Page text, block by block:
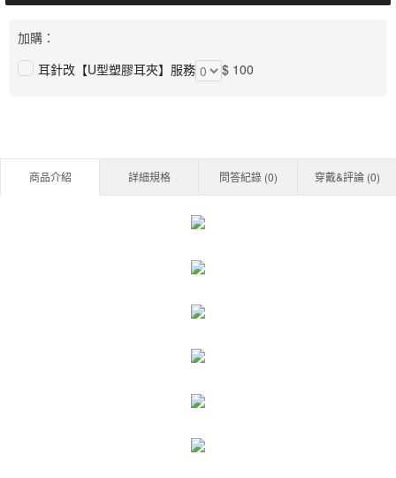
加購：
耳針改【U型塑膠耳夾】服務
$ 100
商品介紹 詳細規格 問答紀錄 (0) 穿戴&評論 (0)